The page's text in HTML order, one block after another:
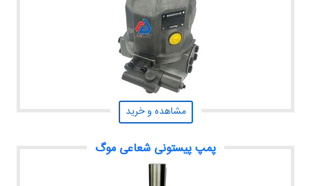
مشاهده و خرید
پمپ پیستونی شعاعی موگ